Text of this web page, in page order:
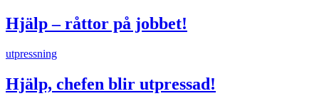
Hjälp – råttor på jobbet!
utpressning
Hjälp, chefen blir utpressad!